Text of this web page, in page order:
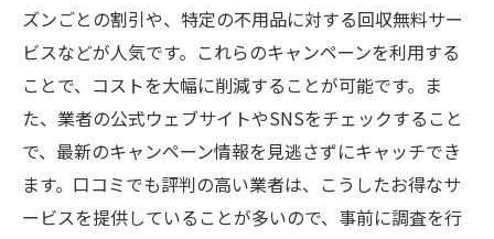
ズンごとの割引や、特定の不用品に対する回収無料サー
ビスなどが人気です。これらのキャンペーンを利用する
ことで、コストを大幅に削減することが可能です。ま
た、業者の公式ウェブサイトやSNSをチェックすること
で、最新のキャンペーン情報を見逃さずにキャッチでき
ます。口コミでも評判の高い業者は、こうしたお得なサ
ービスを提供していることが多いので、事前に調査を行